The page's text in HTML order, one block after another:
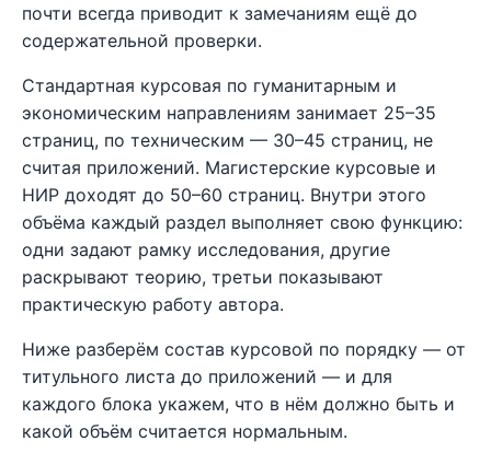
почти всегда приводит к замечаниям ещё до
содержательной проверки.
Стандартная курсовая по гуманитарным и
экономическим направлениям занимает 25–35
страниц, по техническим — 30–45 страниц, не
считая приложений. Магистерские курсовые и
НИР доходят до 50–60 страниц. Внутри этого
объёма каждый раздел выполняет свою функцию:
одни задают рамку исследования, другие
раскрывают теорию, третьи показывают
практическую работу автора.
Ниже разберём состав курсовой по порядку — от
титульного листа до приложений — и для
каждого блока укажем, что в нём должно быть и
какой объём считается нормальным.